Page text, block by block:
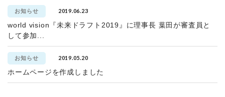
お知らせ 2019.06.23
world vision『未来ドラフト2019』に理事長 葉田が審査員と
して参加...
お知らせ 2019.05.20
ホームページを作成しました